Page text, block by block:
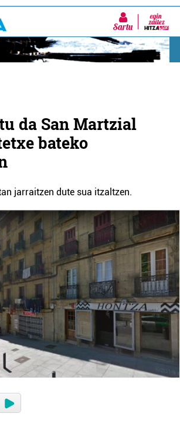
Sartu
da San Martzial
bateko
jarraitzen dute sua itzaltzen.